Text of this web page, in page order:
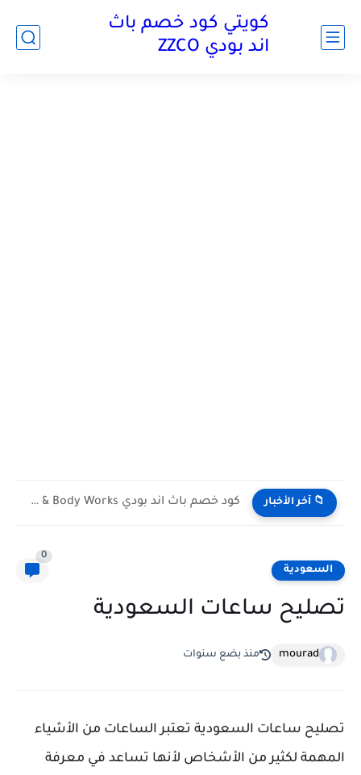
كويتي كود خصم باث
اند بودي ZZCO
📁 آخر الأخبار كود خصم باث اند بودي Bath & Body Works الكويت...
السعودية
0
تصليح ساعات السعودية
mourad منذ بضع سنوات
تصليح ساعات السعودية تعتبر الساعات من الأشياء
المهمة لكثير من الأشخاص لأنها تساعد في معرفة